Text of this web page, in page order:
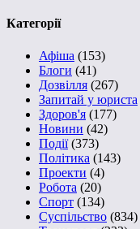
Категорії
Афіша (153)
Блоги (41)
Дозвілля (267)
Запитай у юриста
Здоров'я (177)
Новини (42)
Події(373)
Політика (143)
Проекти (4)
Робота (20)
Спорт (134)
Суспільство (834)